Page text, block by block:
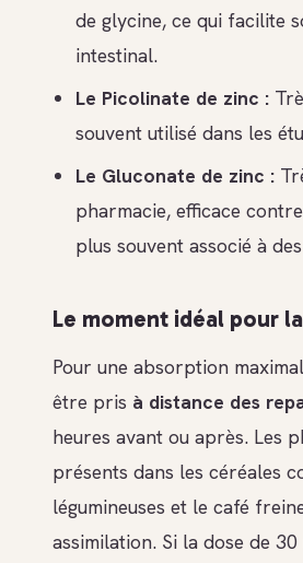
de glycine, ce qui facilite
intestinal.
Le Picolinate de zinc :
souvent utilisé dans les
Le Gluconate de zinc :
pharmacie, efficace
plus souvent associé à
Le moment idéal pour
Pour une absorption
être pris à distance des
heures avant ou après. Les
présents dans les céréales
légumineuses et le café
assimilation. Si la dose de